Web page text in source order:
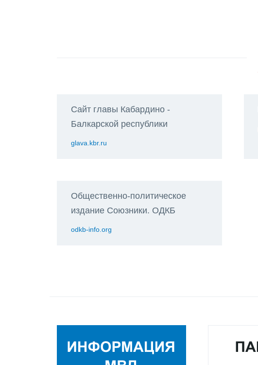
Сайт главы Кабардино -
Балкарской республики
glava.kbr.ru
Общественно-политическое
издание Союзники. ОДКБ
odkb-info.org